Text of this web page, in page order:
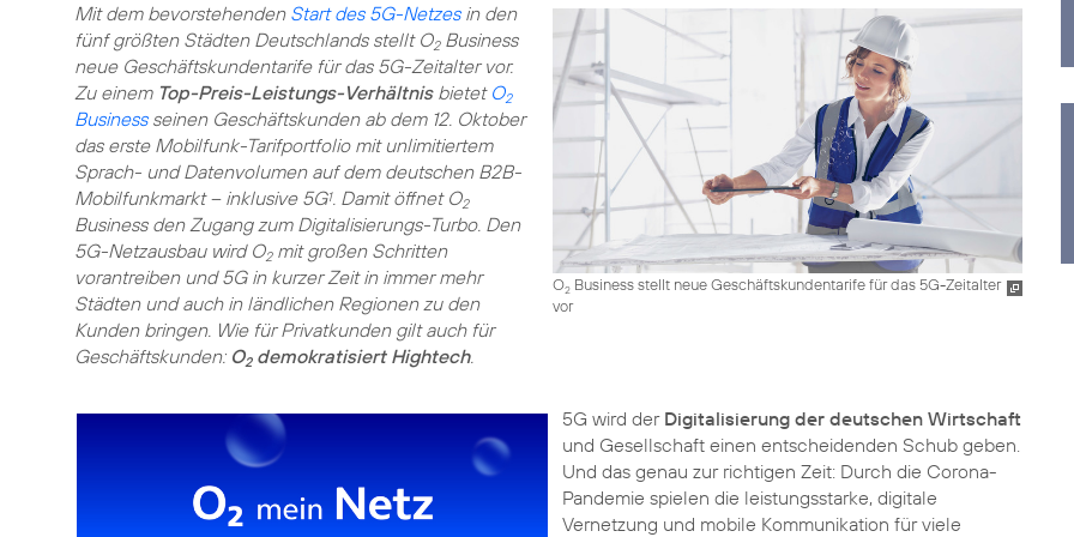
O2Business stellt neue Geschäftskundentarife für das 5G-Zeitalter
vor
Mit dem bevorstehenden Start des 5G-Netzesin den
fünf größten Städten Deutschlands stellt O2Business
neue Geschäftskundentarife für das 5G-Zeitalter vor.
Zu einem Top-Preis-Leistungs-Verhältnisbietet O2
Businessseinen Geschäftskunden ab dem 12. Oktober
das erste Mobilfunk-Tarifportfolio mit unlimitiertem
Sprach- und Datenvolumen auf dem deutschen B2B-
Mobilfunkmarkt – inklusive 5G1. Damit öffnet O2
Business den Zugang zum Digitalisierungs-Turbo. Den
5G-Netzausbau wird O2mit großen Schritten
vorantreiben und 5G in kurzer Zeit in immer mehr
Städten und auch in ländlichen Regionen zu den
Kunden bringen. Wie für Privatkunden gilt auch für
Geschäftskunden: O2demokratisiert Hightech.
5G wird der Digitalisierung der deutschen Wirtschaft
und Gesellschaft einen entscheidenden Schub geben.
Und das genau zur richtigen Zeit: Durch die Corona-
Pandemie spielen die leistungsstarke, digitale
Vernetzung und mobile Kommunikation für viele